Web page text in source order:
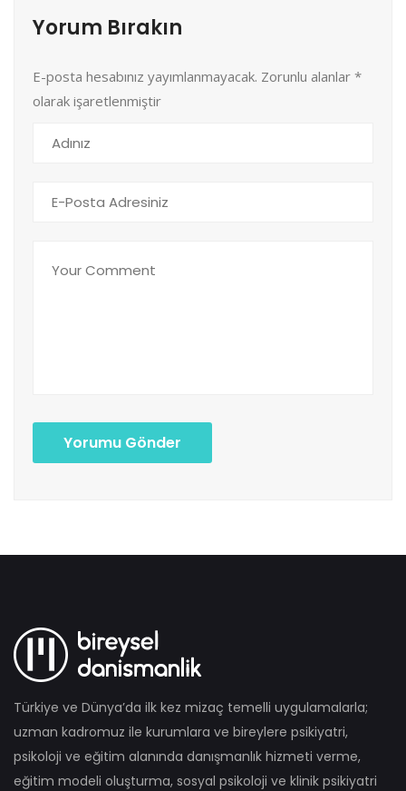
Yorum Bırakın
E-posta hesabınız yayımlanmayacak. Zorunlu alanlar *
olarak işaretlenmiştir
Yorumu Gönder
Türkiye ve Dünya’da ilk kez mizaç temelli uygulamalarla;
uzman kadromuz ile kurumlara ve bireylere psikiyatri,
psikoloji ve eğitim alanında danışmanlık hizmeti verme,
eğitim modeli oluşturma, sosyal psikoloji ve klinik psikiyatri